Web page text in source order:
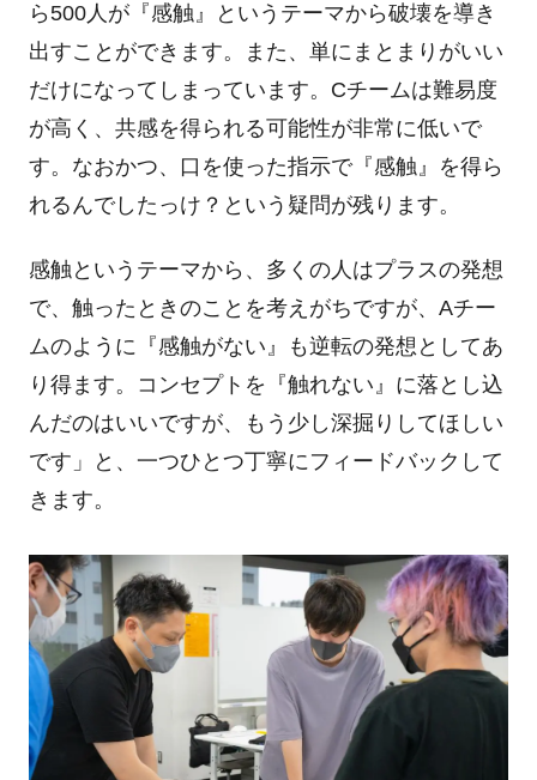
ら500人が『感触』というテーマから破壊を導き
出すことができます。また、単にまとまりがいい
だけになってしまっています。 Cチームは難易度
が高く、共感を得られる可能性が非常に低いで
す。なおかつ、口を使った指示で『感触』を得ら
れるんでしたっけ？という疑問が残ります。
感触というテーマから、多くの人はプラスの発想
で、触ったときのことを考えがちですが、 Aチー
ムのように『感触がない』も逆転の発想としてあ
り得ます。コンセプトを『触れない』に落とし込
んだのはいいですが、もう少し深掘りしてほしい
です」と、一つひとつ丁寧にフィードバックして
きます。